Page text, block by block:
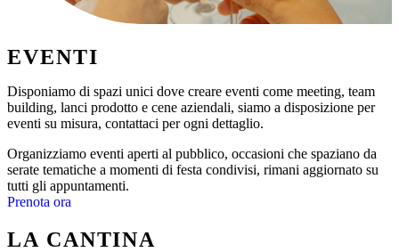
EVENTI
Disponiamo di spazi unici dove creare eventi come meeting, team
building, lanci prodotto e cene aziendali, siamo a disposizione per
eventi su misura, contattaci per ogni dettaglio.
Organizziamo eventi aperti al pubblico, occasioni che spaziano da
serate tematiche a momenti di festa condivisi, rimani aggiornato su
tutti gli appuntamenti.
Prenota ora
LA CANTINA